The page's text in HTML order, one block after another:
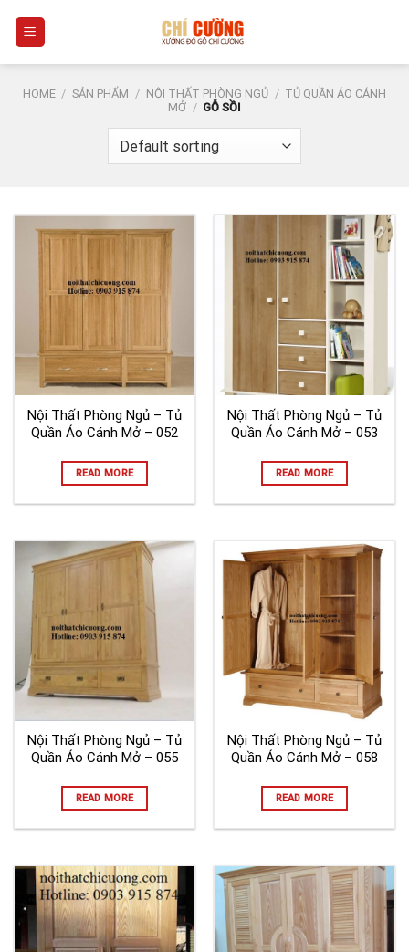
HOME / SẢN PHẨM / NỘI THẤT PHÒNG NGỦ / TỦ QUẦN ÁO CÁNH
MỞ / GỖ SỒI
Nội Thất Phòng Ngủ – Tủ
Quần Áo Cánh Mở – 052
READ MORE
Nội Thất Phòng Ngủ – Tủ
Quần Áo Cánh Mở – 053
READ MORE
Nội Thất Phòng Ngủ – Tủ
Quần Áo Cánh Mở – 055
READ MORE
Nội Thất Phòng Ngủ – Tủ
Quần Áo Cánh Mở – 058
READ MORE